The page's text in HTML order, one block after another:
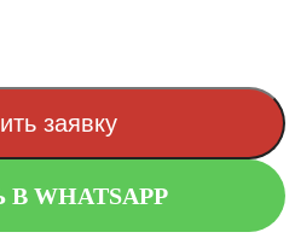
заявку
WHATSAPP